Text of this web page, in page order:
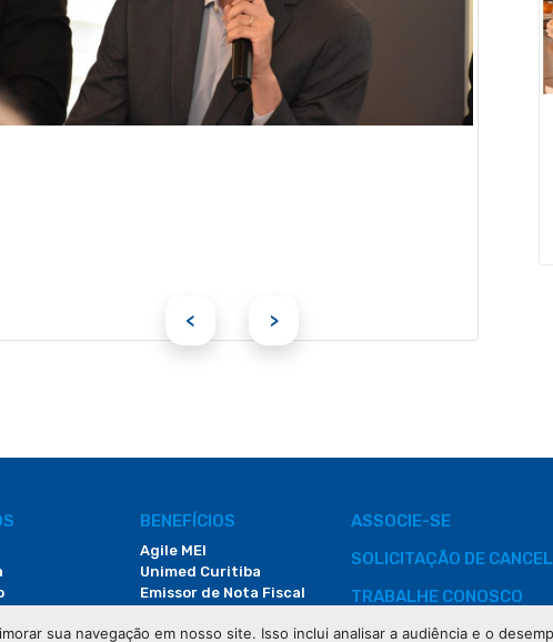
< >
BENEFÍCIOS
Agile MEI
Unimed Curitiba
Emissor de Nota Fiscal
Faculdade do Comércio
ASSOCIE-SE
SOLICITAÇÃO DE
TRABALHE CONOSCO
CONTATO
sua navegação em nosso site. Isso inclui analisar a audiência e o